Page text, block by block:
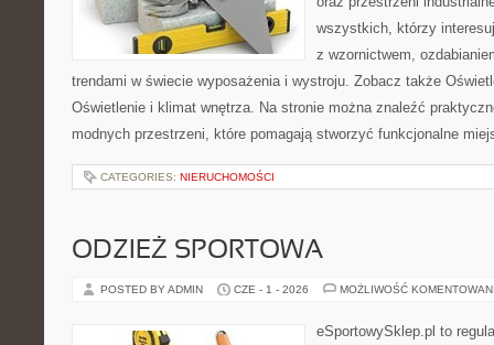
wszystkich, którzy
z wzornictwem,
trendami w świecie wyposażenia i wystroju. Zobacz także
Oświetlenie i klimat wnętrza. Na stronie można znaleźć
modnych przestrzeni, które pomagają stworzyć funkcjonalne
CATEGORIES: NIERUCHOMOŚCI
ODZIEŻ SPORTOWA
POSTED BY ADMIN CZE - 1 - 2026 MOŻLIWOŚĆ
eSportowySklep.pl to